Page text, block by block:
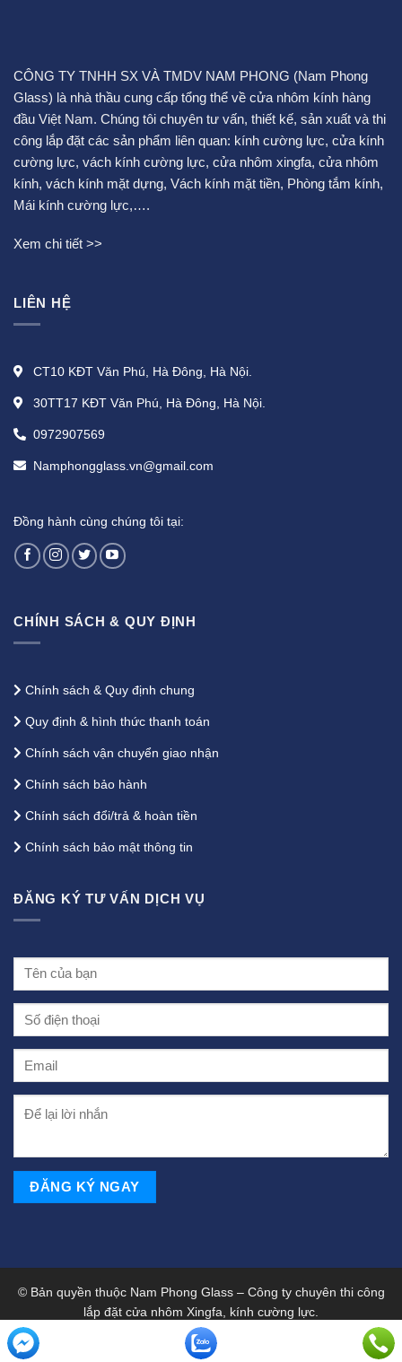
CÔNG TY TNHH SX VÀ TMDV NAM PHONG (Nam Phong
Glass) là nhà thầu cung cấp tổng thể về cửa nhôm kính hàng
đầu Việt Nam. Chúng tôi chuyên tư vấn, thiết kế, sản xuất và thi
công lắp đặt các sản phẩm liên quan: kính cường lực, cửa kính
cường lực, vách kính cường lực, cửa nhôm xingfa, cửa nhôm
kính, vách kính mặt dựng, Vách kính mặt tiền, Phòng tắm kính,
Mái kính cường lực,….
Xem chi tiết >>
LIÊN HỆ
CT10 KĐT Văn Phú, Hà Đông, Hà Nội.
30TT17 KĐT Văn Phú, Hà Đông, Hà Nội.
0972907569
Namphongglass.vn@gmail.com
Đồng hành cùng chúng tôi tại:
CHÍNH SÁCH & QUY ĐỊNH
Chính sách & Quy định chung
Quy định & hình thức thanh toán
Chính sách vận chuyển giao nhận
Chính sách bảo hành
Chính sách đổi/trả & hoàn tiền
Chính sách bảo mật thông tin
ĐĂNG KÝ TƯ VẤN DỊCH VỤ
© Bản quyền thuộc Nam Phong Glass – Công ty chuyên thi công
lắp đặt cửa nhôm Xingfa, kính cường lực.